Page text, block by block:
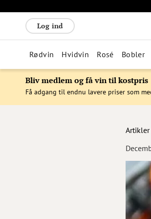
Log ind
Rødvin Hvidvin Rosé Bobler
Bliv medlem og få vin til kostpris
Få adgang til endnu lavere priser som
Artikler